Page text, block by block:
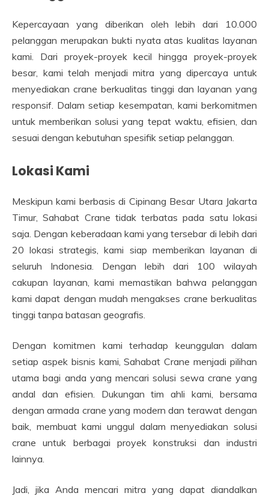
Kepercayaan yang diberikan oleh lebih dari 10.000
pelanggan merupakan bukti nyata atas kualitas layanan
kami. Dari proyek-proyek kecil hingga proyek-proyek
besar, kami telah menjadi mitra yang dipercaya untuk
menyediakan crane berkualitas tinggi dan layanan yang
responsif. Dalam setiap kesempatan, kami berkomitmen
untuk memberikan solusi yang tepat waktu, efisien, dan
sesuai dengan kebutuhan spesifik setiap pelanggan.
Lokasi Kami
Meskipun kami berbasis di Cipinang Besar Utara Jakarta
Timur, Sahabat Crane tidak terbatas pada satu lokasi
saja. Dengan keberadaan kami yang tersebar di lebih dari
20 lokasi strategis, kami siap memberikan layanan di
seluruh Indonesia. Dengan lebih dari 100 wilayah
cakupan layanan, kami memastikan bahwa pelanggan
kami dapat dengan mudah mengakses crane berkualitas
tinggi tanpa batasan geografis.
Dengan komitmen kami terhadap keunggulan dalam
setiap aspek bisnis kami, Sahabat Crane menjadi pilihan
utama bagi anda yang mencari solusi sewa crane yang
andal dan efisien. Dukungan tim ahli kami, bersama
dengan armada crane yang modern dan terawat dengan
baik, membuat kami unggul dalam menyediakan solusi
crane untuk berbagai proyek konstruksi dan industri
lainnya.
Jadi, jika Anda mencari mitra yang dapat diandalkan